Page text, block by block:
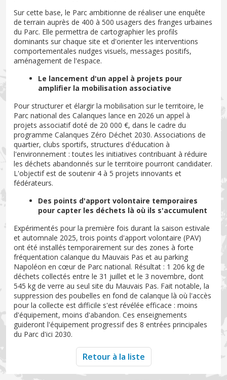
Sur cette base, le Parc ambitionne de réaliser une enquête
de terrain auprès de 400 à 500 usagers des franges urbaines
du Parc. Elle permettra de cartographier les profils
dominants sur chaque site et d'orienter les interventions
comportementales nudges visuels, messages positifs,
aménagement de l'espace.
Le lancement d'un appel à projets pour
amplifier la mobilisation associative
Pour structurer et élargir la mobilisation sur le territoire, le
Parc national des Calanques lance en 2026 un appel à
projets associatif doté de 20 000 €, dans le cadre du
programme Calanques Zéro Déchet 2030. Associations de
quartier, clubs sportifs, structures d'éducation à
l'environnement : toutes les initiatives contribuant à réduire
les déchets abandonnés sur le territoire pourront candidater.
L'objectif est de soutenir 4 à 5 projets innovants et
fédérateurs.
Des points d'apport volontaire temporaires
pour capter les déchets là où ils s'accumulent
Expérimentés pour la première fois durant la saison estivale
et automnale 2025, trois points d'apport volontaire (PAV)
ont été installés temporairement sur des zones à forte
fréquentation calanque du Mauvais Pas et au parking
Napoléon en cœur de Parc national. Résultat : 1 206 kg de
déchets collectés entre le 31 juillet et le 3 novembre, dont
545 kg de verre au seul site du Mauvais Pas. Fait notable, la
suppression des poubelles en fond de calanque là où l'accès
pour la collecte est difficile s'est révélée efficace : moins
d'équipement, moins d'abandon. Ces enseignements
guideront l'équipement progressif des 8 entrées principales
du Parc d'ici 2030.
Retour à la liste